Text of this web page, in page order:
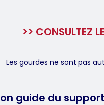
>> CONSULTEZ
Les gourdes ne sont pas
guide du